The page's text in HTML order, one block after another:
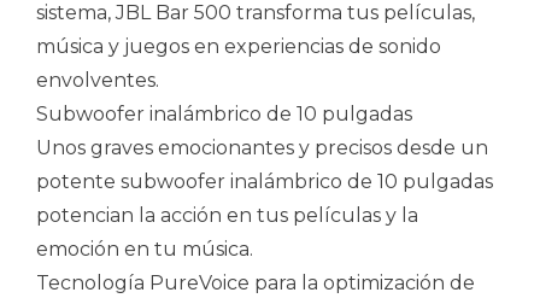
sistema, JBL Bar 500 transforma tus películas,
música y juegos en experiencias de sonido
envolventes.
Subwoofer inalámbrico de 10 pulgadas
Unos graves emocionantes y precisos desde un
potente subwoofer inalámbrico de 10 pulgadas
potencian la acción en tus películas y la
emoción en tu música.
Tecnología PureVoice para la optimización de